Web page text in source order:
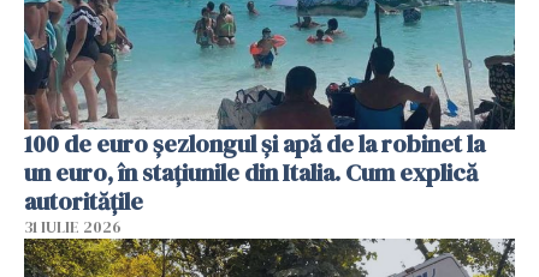
100 de euro șezlongul și apă de la robinet la
un euro, în stațiunile din Italia. Cum explică
autoritățile
31 IULIE 2026